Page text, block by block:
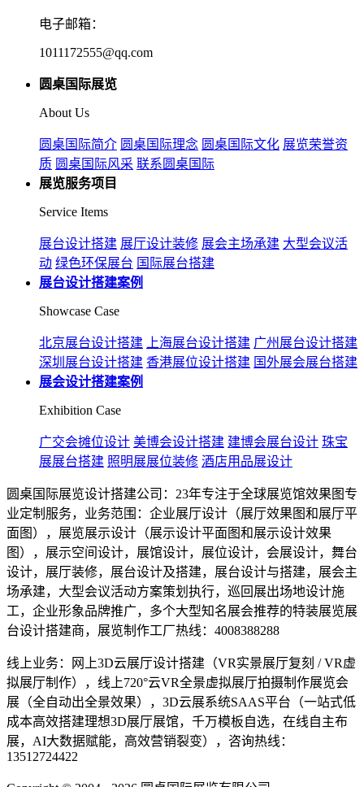
电子邮箱：
1011172555@qq.com
圆桌国际展览
About Us
圆桌国际简介 圆桌国际理念 圆桌国际文化 展览荣誉资
质 圆桌国际风采 联系圆桌国际
展览服务项目
Service Items
展台设计搭建 展厅设计装修 展会主场承建 大型会议活
动 绿色环保展台 国际展台搭建
展台设计搭建案例
Showcase Case
北京展台设计搭建 上海展台设计搭建 广州展台设计搭建
深圳展台设计搭建 香港展位设计搭建 国外展会展台搭建
展会设计搭建案例
Exhibition Case
广交会摊位设计 美博会设计搭建 建博会展台设计 珠宝
展展台搭建 照明展展位装修 酒店用品展设计
圆桌国际展览设计搭建公司：23年专注于全球展览馆效果图专
业定制服务，业务范围：企业展厅设计（展厅效果图和展厅平
面图），展览展示设计（展示设计平面图和展示设计效果
图），展示空间设计，展馆设计，展位设计，会展设计，舞台
设计，展厅装修，展台设计及搭建，展台设计与搭建，展会主
场承建，大型会议活动方案策划执行，巡回展出场地设计施
工，企业形象品牌推广，多个大型知名展会推荐的特装展览展
台设计搭建商，展览制作工厂热线：4008388288
线上业务：网上3D云展厅设计搭建（VR实景展厅复刻 / VR虚
拟展厅制作），线上720°云VR全景虚拟展厅拍摄制作展览会
展（全自动出全景效果），3D云展系统SAAS平台（一站式低
成本高效搭建理想3D展厅展馆，千万模板自选，在线自主布
展，AI大数据赋能，高效营销裂变），咨询热线：
13512724422